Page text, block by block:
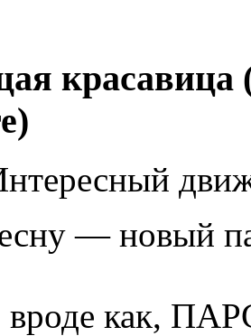
красавица
— новый
вроде как,